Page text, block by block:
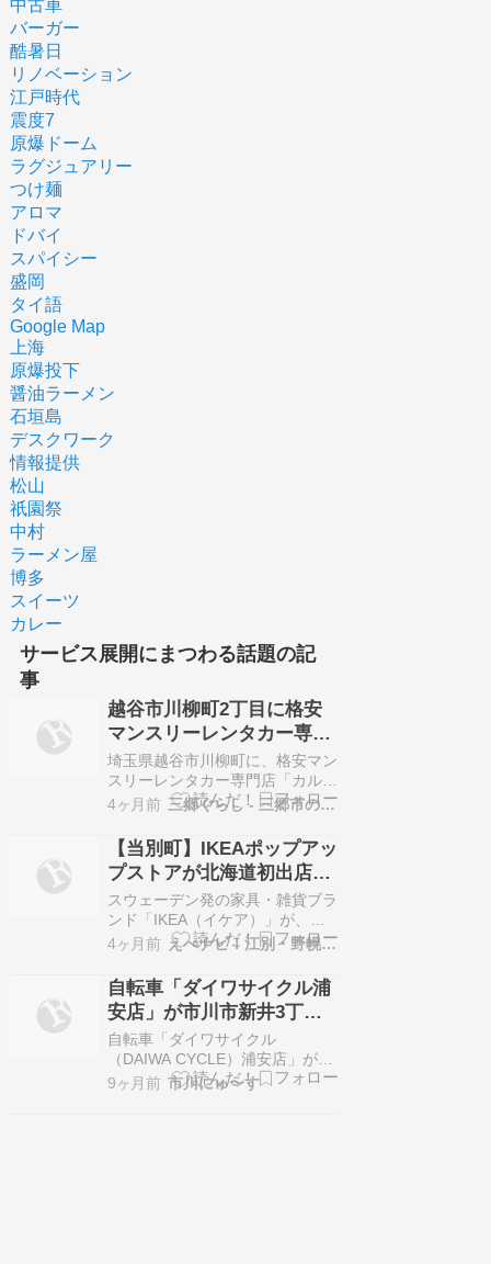
中古車
バーガー
酷暑日
リノベーション
江戸時代
震度7
原爆ドーム
ラグジュアリー
つけ麺
アロマ
ドバイ
スパイシー
盛岡
タイ語
Google Map
上海
原爆投下
醤油ラーメン
石垣島
デスクワーク
情報提供
松山
祇園祭
中村
ラーメン屋
博多
スイーツ
カレー
サービス展開にまつわる話題の記
事
越谷市川柳町2丁目に格安
マンスリーレンタカー専門
「カルノリレンタカー埼玉
越谷店」が3/1（月）オープ
ン
埼玉県越谷市川柳町に、格安マン
スリーレンタカー専門店「カルノ
リレンタカー埼玉越谷店」が3月
同社にとって埼玉県内4店舗目と
なる新店舗で、1日利用から1週
間・1か月の長期利用まで対応
し、軽自動車を中心とした格安料
金で「日本トップクラスの安さ」
を実現し…
4ヶ月前 三郷ぐらし - 三郷市の地域情報ブログ
【当別町】IKEAポップアッ
プストアが北海道初出店！
道の駅とうべつに期間限定
オープン【2026年】
スウェーデン発の家具・雑貨ブラ
ンド「IKEA（イケア）」が、北
海道で初となるポップアップスト
定でのオープンとなり、江別市か
らもアクセスしやすい注目スポッ
トです。 スポンサーリンク IKEA
ポップアップストア in 当別町が
期間限定オープン イケア・…
4ヶ月前 えべナビ！江別・野幌 情報ナビ
自転車「ダイワサイクル浦
安店」が市川市新井3丁目
に12/19オープン予定
自転車「ダイワサイクル
（DAIWA CYCLE）浦安店」が市
川市新井3丁目に12/19オープン
9ヶ月前 市川にゅ〜す